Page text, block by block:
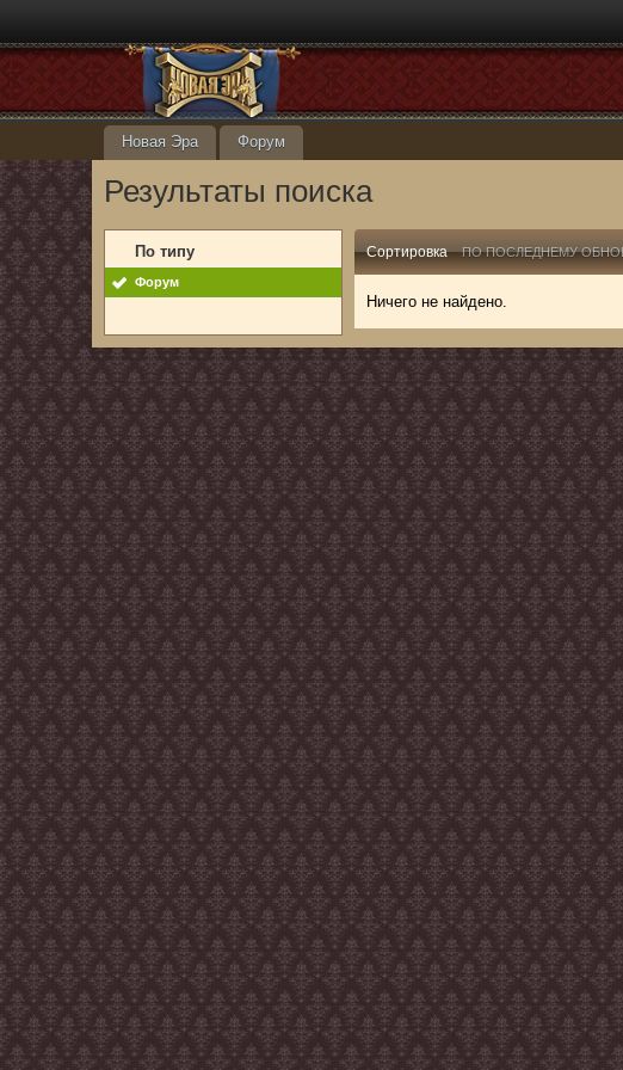
Новая Эра Форум
Результаты поиска
По типу
Форум
Сортировка ПО ПОСЛЕДНЕМУ
Ничего не найдено.